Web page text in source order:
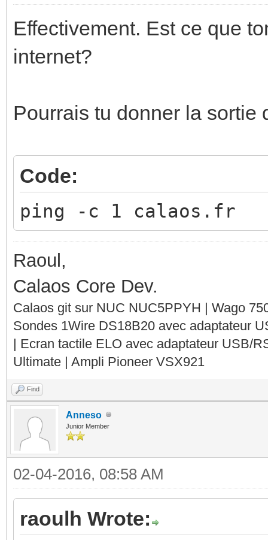
Effectivement. Est ce que
internet?
Pourrais tu donner la sortie
Code:
ping -c 1 calaos.fr
Raoul,
Calaos Core Dev.
Calaos git sur NUC NUC5PPYH | Wago
Sondes 1Wire DS18B20 avec adaptateur
| Ecran tactile ELO avec adaptateur USB/
Ultimate | Ampli Pioneer VSX921
Find
Anneso
Junior Member
02-04-2016, 08:58 AM
raoulh Wrote: